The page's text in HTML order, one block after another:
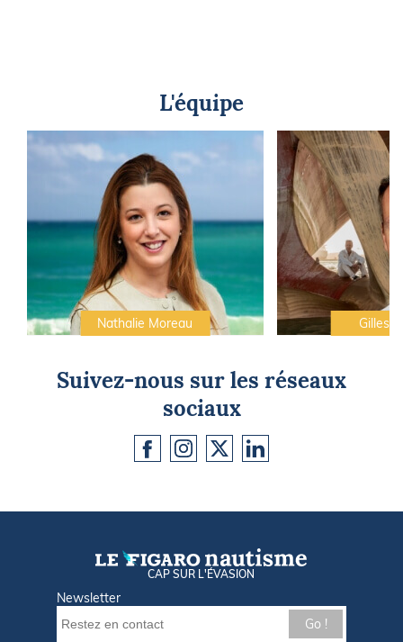
L'équipe
Nathalie Moreau Gilles
Suivez-nous sur les réseaux
sociaux
CAP SUR L'ÉVASION
Newsletter
Go !